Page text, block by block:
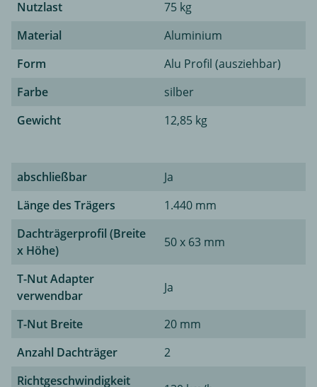
Nutzlast
75 kg
Material
Aluminium
Form
Alu Profil (ausziehbar)
Farbe
silber
Gewicht
12,85 kg
abschließbar
Ja
Länge des Trägers
1.440 mm
Dachträgerprofil (Breite
x Höhe)
50 x 63 mm
T-Nut Adapter
verwendbar
Ja
T-Nut Breite
20 mm
Anzahl Dachträger
2
Richtgeschwindigkeit